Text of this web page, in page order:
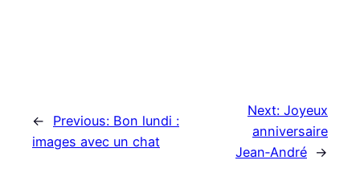
← Previous: Bon lundi :
images avec un chat
Next: Joyeux
anniversaire
Jean‑André →